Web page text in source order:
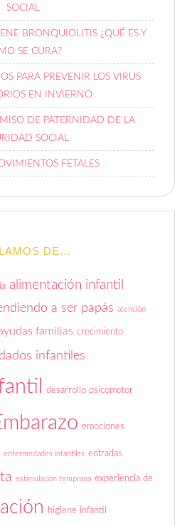
SOCIAL
BRONQUIOLITIS ¿QUÉ ES Y
SE CURA?
PARA PREVENIR LOS VIRUS
EN INVIERNO
DE PATERNIDAD DE LA
SOCIAL
FETALES
DE…
alimentación infantil
a ser papás atención
familias crecimiento
infantiles
desarrollo psicomotor
emociones
enfermedades infantiles entradas
estimulación temprana experiencia de
higiene infantil